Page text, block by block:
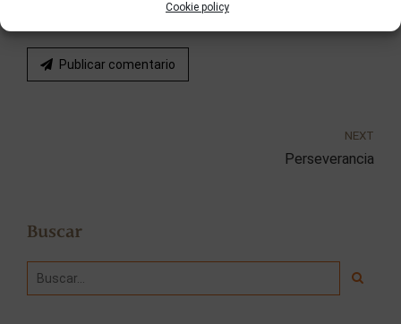
Cookie policy
Publicar comentario
NEXT
Perseverancia
Buscar